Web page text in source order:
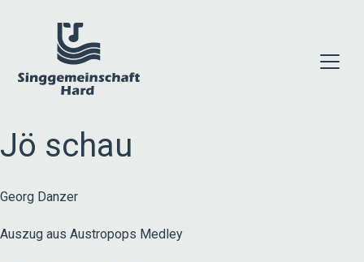
Jö schau
Georg Danzer
Auszug aus Austropops Medley